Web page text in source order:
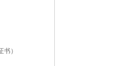
）